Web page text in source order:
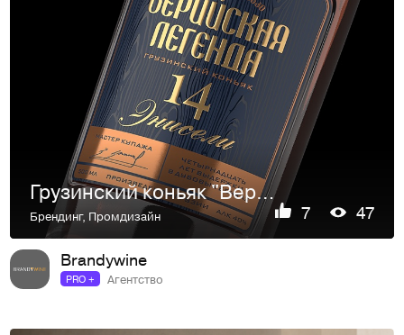
Грузинский коньяк "Верийская Легенда"
Брендинг, Промдизайн 7 47
Brandywine
PRO + Агентство